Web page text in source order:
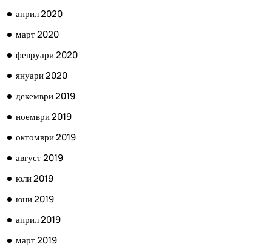
април 2020
март 2020
февруари 2020
януари 2020
декември 2019
ноември 2019
октомври 2019
август 2019
юли 2019
юни 2019
април 2019
март 2019